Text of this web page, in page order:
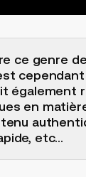
ce genre
également
en
etc...